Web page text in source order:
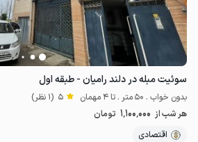
سوئیت مبله در دلند رامیان - طبقه اول
بدون خواب . 50 متر . تا 4 مهمان 5 (1 نظر)
هر شب از 1٬100٬000 تومان
اقتصادی